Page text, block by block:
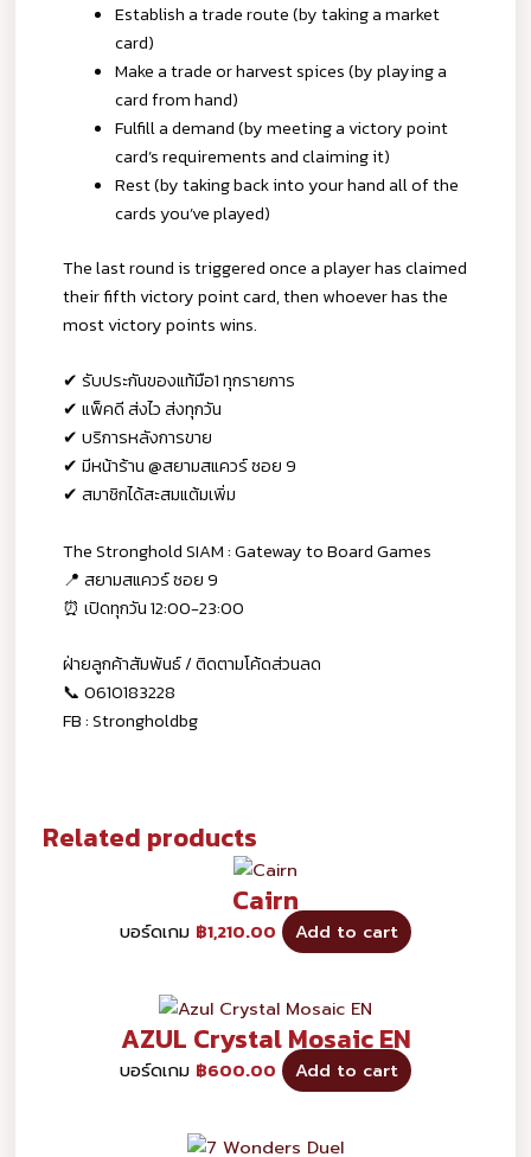
Establish a trade route (by taking a market
card)
Make a trade or harvest spices (by playing a
card from hand)
Fulfill a demand (by meeting a victory point
card’s requirements and claiming it)
Rest (by taking back into your hand all of the
cards you’ve played)
The last round is triggered once a player has claimed
their fifth victory point card, then whoever has the
most victory points wins.
✔ รับประกันของแท้มือ1 ทุกรายการ
✔ แพ็คดี ส่งไว ส่งทุกวัน
✔ บริการหลังการขาย
✔ มีหน้าร้าน @สยามสแควร์ ซอย 9
✔ สมาชิกได้สะสมแต้มเพิ่ม
The Stronghold SIAM : Gateway to Board Games
📍 สยามสแควร์ ซอย 9
⏰ เปิดทุกวัน 12:00-23:00
ฝ่ายลูกค้าสัมพันธ์ / ติดตามโค้ดส่วนลด
📞 0610183228
FB : Strongholdbg
Related products
Cairn
บอร์ดเกม ฿1,210.00 Add to cart
AZUL Crystal Mosaic EN
บอร์ดเกม ฿600.00 Add to cart